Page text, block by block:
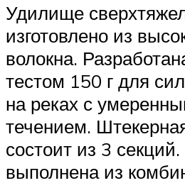
Удилище
изготовлено из
волокна.
тестом 150 г для
на реках с
течением.
состоит из 3
выполнена из